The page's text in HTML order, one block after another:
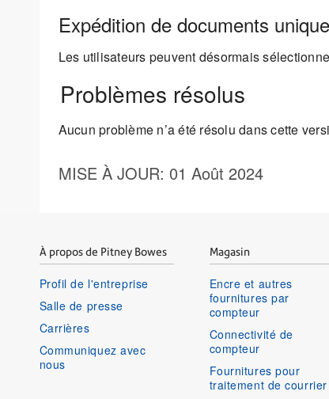
Expédition de documents
Les utilisateurs peuvent désormais
Problèmes résolus
Aucun problème n’a été résolu dans cette
MISE À JOUR: 01 Août 2024
À propos de Pitney Bowes
Profil de l'entreprise
Salle de presse
Carrières
Communiquez avec
nous
Magasin
Encre et autres
fournitures par
compteur
Connectivité de
compteur
Fournitures pour
traitement de courrier